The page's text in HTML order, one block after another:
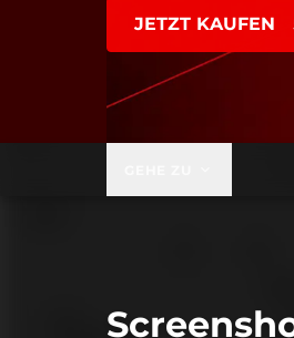
JETZT KAUFEN